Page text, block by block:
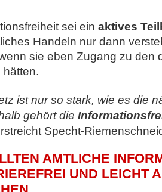
sei ein aktives
Handeln nur dann
sie eben Zugang zu den
hätten.
ist nur so stark, wie es die
gehört die
Specht-
AMTLICHE
UND LEICHT